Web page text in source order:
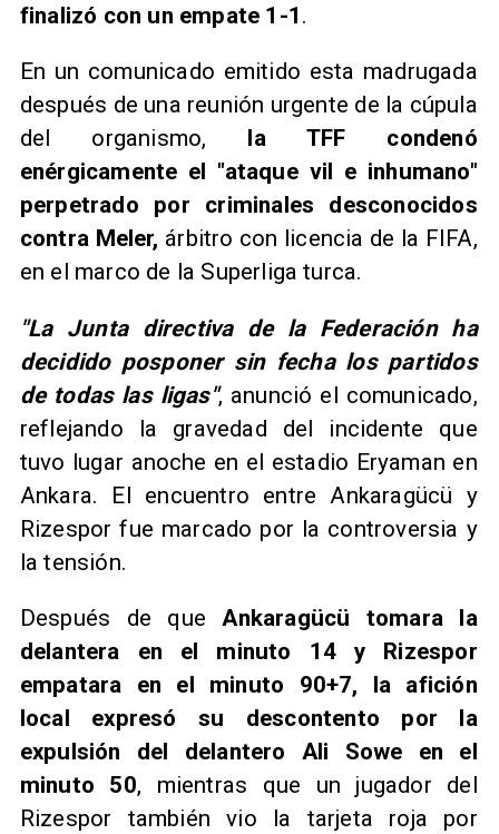
finalizó con un empate 1-1 .
En un comunicado emitido esta madrugada
después de una reunión urgente de la cúpula
del organismo, la TFF condenó
enérgicamente el "ataque vil e inhumano"
perpetrado por criminales desconocidos
contra Meler, árbitro con licencia de la FIFA,
en el marco de la Superliga turca.
"La Junta directiva de la Federación ha
decidido posponer sin fecha los partidos
de todas las ligas", anunció el comunicado,
reflejando la gravedad del incidente que
tuvo lugar anoche en el estadio Eryaman en
Ankara. El encuentro entre Ankaragücü y
Rizespor fue marcado por la controversia y
la tensión.
Después de queAnkaragücü tomara la
delantera en el minuto 14 y Rizespor
empatara en el minuto 90+7, la afición
local expresó su descontento por la
expulsión del delantero Ali Sowe en el
minuto 50, mientras que un jugador del
Rizespor también vio la tarjeta roja por